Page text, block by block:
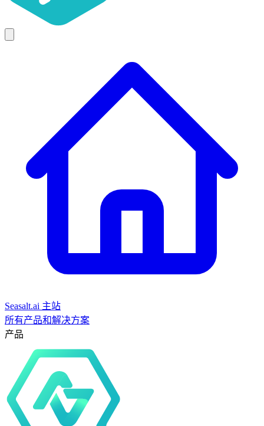
Seasalt.ai 主站
所有产品和解决方案
产品